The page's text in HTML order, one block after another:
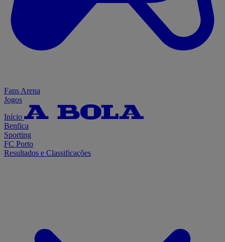
Fans Arena
Jogos
Início
Benfica
Sporting
FC Porto
Resultados e Classificações